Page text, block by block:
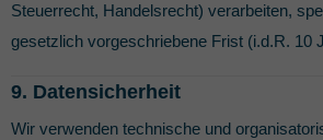
Steuerrecht, Handelsrecht) verarbeiten,
gesetzlich vorgeschriebene Frist (i.d.R. 10
9. Datensicherheit
Wir verwenden technische und